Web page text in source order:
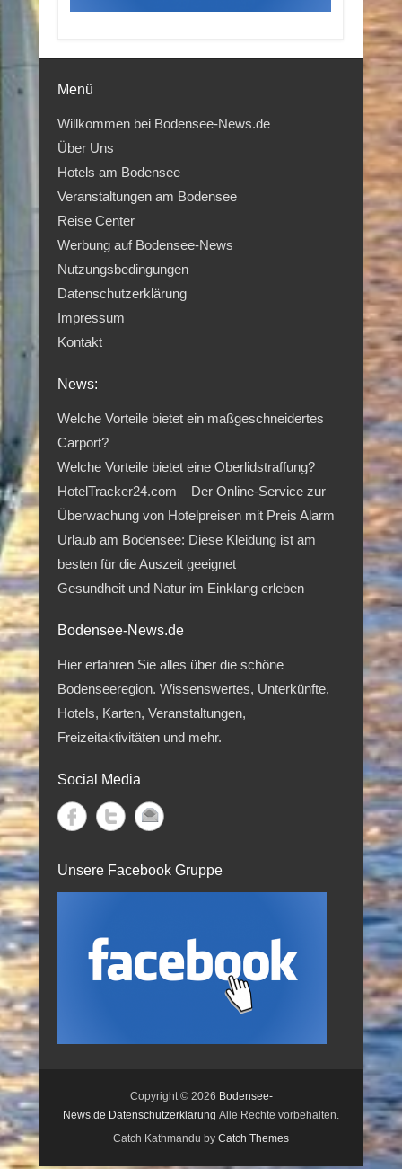
Menü
Willkommen bei Bodensee-News.de
Über Uns
Hotels am Bodensee
Veranstaltungen am Bodensee
Reise Center
Werbung auf Bodensee-News
Nutzungsbedingungen
Datenschutzerklärung
Impressum
Kontakt
News:
Welche Vorteile bietet ein maßgeschneidertes
Carport?
Welche Vorteile bietet eine Oberlidstraffung?
HotelTracker24.com – Der Online-Service zur
Überwachung von Hotelpreisen mit Preis Alarm
Urlaub am Bodensee: Diese Kleidung ist am
besten für die Auszeit geeignet
Gesundheit und Natur im Einklang erleben
Bodensee-News.de
Hier erfahren Sie alles über die schöne
Bodenseeregion. Wissenswertes, Unterkünfte,
Hotels, Karten, Veranstaltungen,
Freizeitaktivitäten und mehr.
Social Media
Unsere Facebook Gruppe
Copyright © 2026 Bodensee-
News.de Datenschutzerklärung Alle Rechte vorbehalten.
Catch Kathmandu by Catch Themes